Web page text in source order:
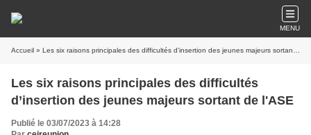
MENU
Accueil » Les six raisons principales des difficultés d’insertion des jeunes majeurs sortant de l'ASE
Les six raisons principales des difficultés
d’insertion des jeunes majeurs sortant de l'ASE
Publié le 03/07/2023 à 14:28